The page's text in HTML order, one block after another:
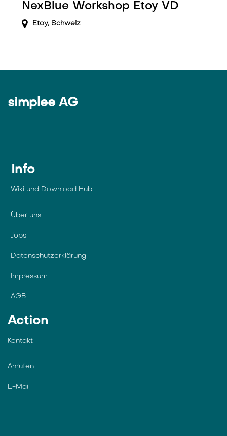
NexBlue Workshop Etoy VD
Etoy, Schweiz
simplee AG
Info
Wiki und Download Hub
Über uns
Jobs
Datenschutzerklärung
Impressum
AGB
Action
Kontakt
Anrufen
E-Mail